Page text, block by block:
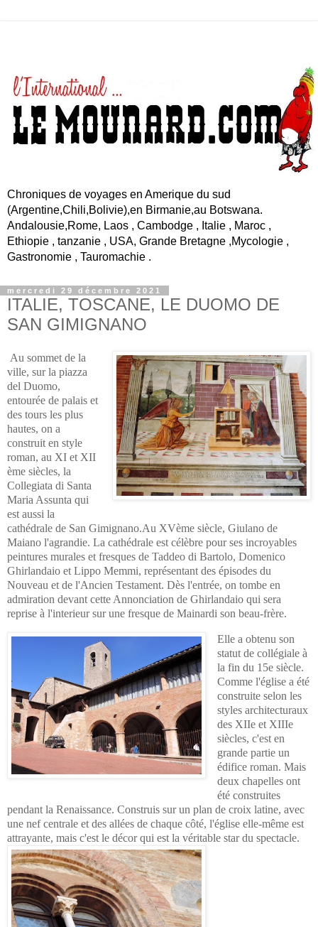
Chroniques de voyages en Amerique du sud
(Argentine,Chili,Bolivie),en Birmanie,au Botswana.
Andalousie,Rome, Laos , Cambodge , Italie , Maroc ,
Ethiopie , tanzanie , USA, Grande Bretagne ,Mycologie ,
Gastronomie , Tauromachie .
mercredi 29 décembre 2021
ITALIE, TOSCANE, LE DUOMO DE
SAN GIMIGNANO
Au sommet de la
ville, sur la piazza
del Duomo,
entourée de palais et
des tours les plus
hautes, on a
construit en style
roman, au XI et XII
ème siècles, la
Collegiata di Santa
Maria Assunta qui
est aussi la
cathédrale de San Gimignano.Au XVème siècle, Giulano de
Maiano l'agrandie. La cathédrale est célèbre pour ses incroyables
peintures murales et fresques de Taddeo di Bartolo, Domenico
Ghirlandaio et Lippo Memmi, représentant des épisodes du
Nouveau et de l'Ancien Testament. Dès l'entrée, on tombe en
admiration devant cette Annonciation de Ghirlandaio qui sera
reprise à l'interieur sur une fresque de Mainardi son beau-frère.
Elle a obtenu son
statut de collégiale à
la fin du 15e siècle.
Comme l'église a été
construite selon les
styles architecturaux
des XIIe et XIIIe
siècles, c'est en
grande partie un
édifice roman. Mais
deux chapelles ont
été construites
pendant la Renaissance. Construis sur un plan de croix latine, avec
une nef centrale et des allées de chaque côté, l'église elle-même est
attrayante, mais c'est le décor qui est la véritable star du spectacle.